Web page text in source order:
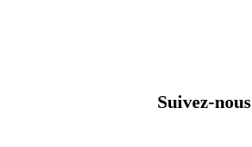
Suivez-nous